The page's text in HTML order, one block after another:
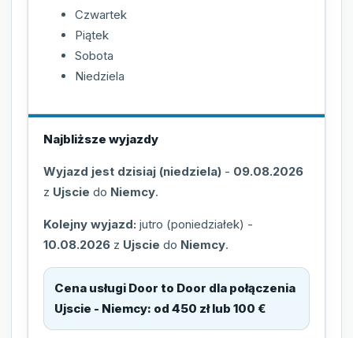
Czwartek
Piątek
Sobota
Niedziela
Najbliższe wyjazdy
Wyjazd jest dzisiaj (niedziela) - 09.08.2026
z Ujscie do Niemcy.
Kolejny wyjazd: jutro (poniedziałek) -
10.08.2026 z Ujscie do Niemcy.
Cena usługi Door to Door dla połączenia
Ujscie - Niemcy: od 450 zł lub 100 €